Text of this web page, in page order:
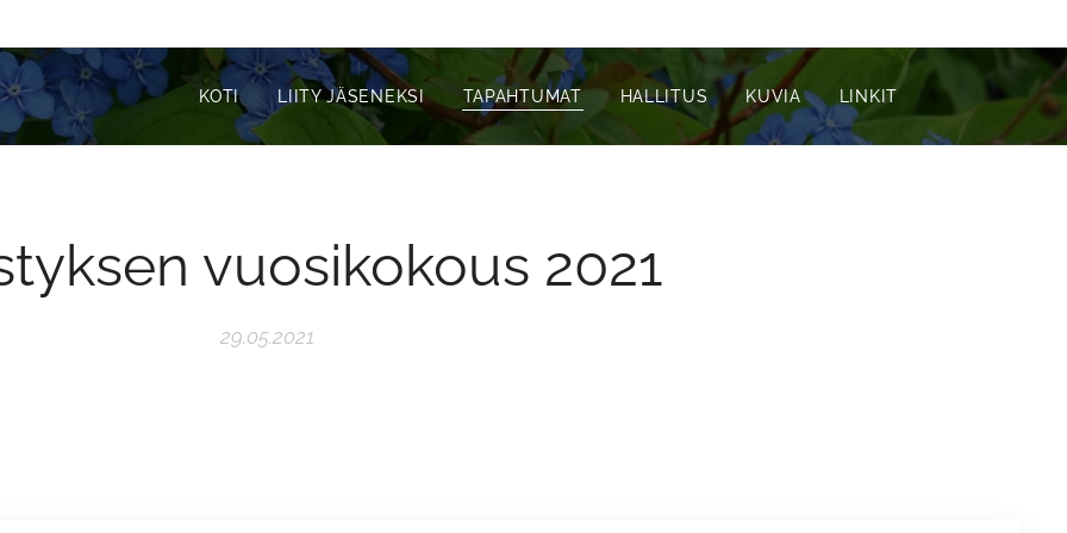
KOTI LIITY JÄSENEKSI TAPAHTUMAT HALLITUS KUVIA LINKIT
vuosikokous 2021
29.05.2021